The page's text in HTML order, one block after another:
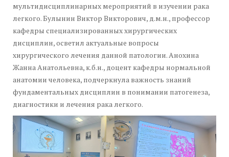
мультидисциплинарных мероприятий в изучении рака
легкого. Булынин Виктор Викторович, д.м.н., профессор
кафедры специализированных хирургических
дисциплин, осветил актуальные вопросы
хирургического лечения данной патологии. Анохина
Жанна Анатольевна, к.б.н., доцент кафедры нормальной
анатомии человека, подчеркнула важность знаний
фундаментальных дисциплин в понимании патогенеза,
диагностики и лечения рака легкого.